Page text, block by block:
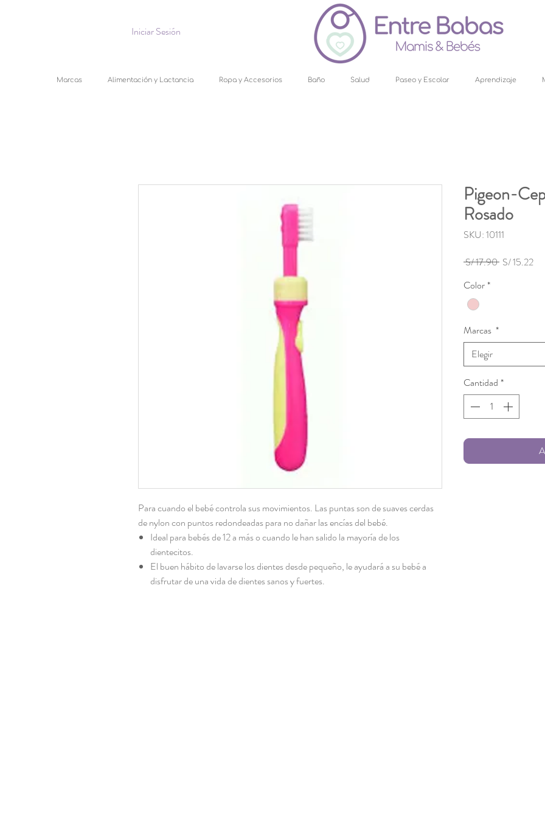
Iniciar Sesión
Marcas Alimentación y Lactancia Ropa y Accesorios Baño Salud Paseo y Escolar Aprendizaje
Para cuando el bebé controla sus movimientos. Las puntas son de suaves cerdas
de nylon con puntos redondeadas para no dañar las encías del bebé.
Ideal para bebés de 12 a más o cuando le han salido la mayoría de los
dientecitos.
El buen hábito de lavarse los dientes desde pequeño, le ayudará a su bebé a
disfrutar de una vida de dientes sanos y fuertes.
Pigeon-
Rosado
SKU: 10111
S/ 17.90 Precio
S/ 15.22
Color*
Marcas *
Elegir
Cantidad *